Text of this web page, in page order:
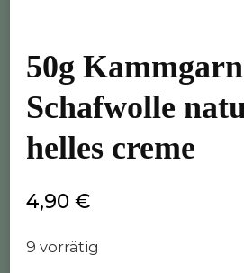
50g
Schafwolle
helles creme
4,90 €
9 vorrätig